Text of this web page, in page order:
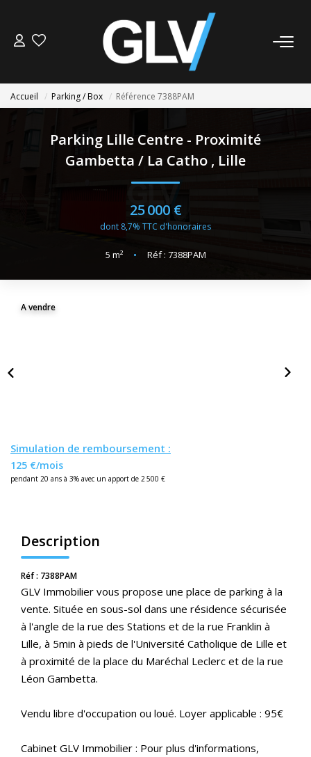
LOCATION
GESTION
NOS AGENCES
Accueil Parking / Box Référence 7388PAM
Parking Lille Centre - Proximité
Gambetta / La Catho , Lille
25 000 €
dont 8,7% TTC d'honoraires
5 m² • Réf : 7388PAM
A vendre
Simulation de remboursement :
125 €/mois
pendant 20 ans à 3% avec un apport de 2 500 €
Description
Réf : 7388PAM
GLV Immobilier vous propose une place de parking à la
vente. Située en sous-sol dans une résidence sécurisée
à l'angle de la rue des Stations et de la rue Franklin à
Lille, à 5min à pieds de l'Université Catholique de Lille et
à proximité de la place du Maréchal Leclerc et de la rue
Léon Gambetta.
Vendu libre d'occupation ou loué. Loyer applicable : 95€
Cabinet GLV Immobilier : Pour plus d'informations,